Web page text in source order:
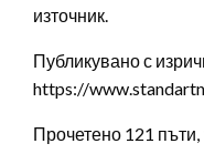
източник.
Публикувано с
https://
Прочетено 121